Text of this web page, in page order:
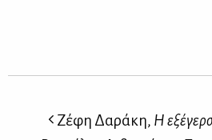
Ζέφη Δαράκη, Η